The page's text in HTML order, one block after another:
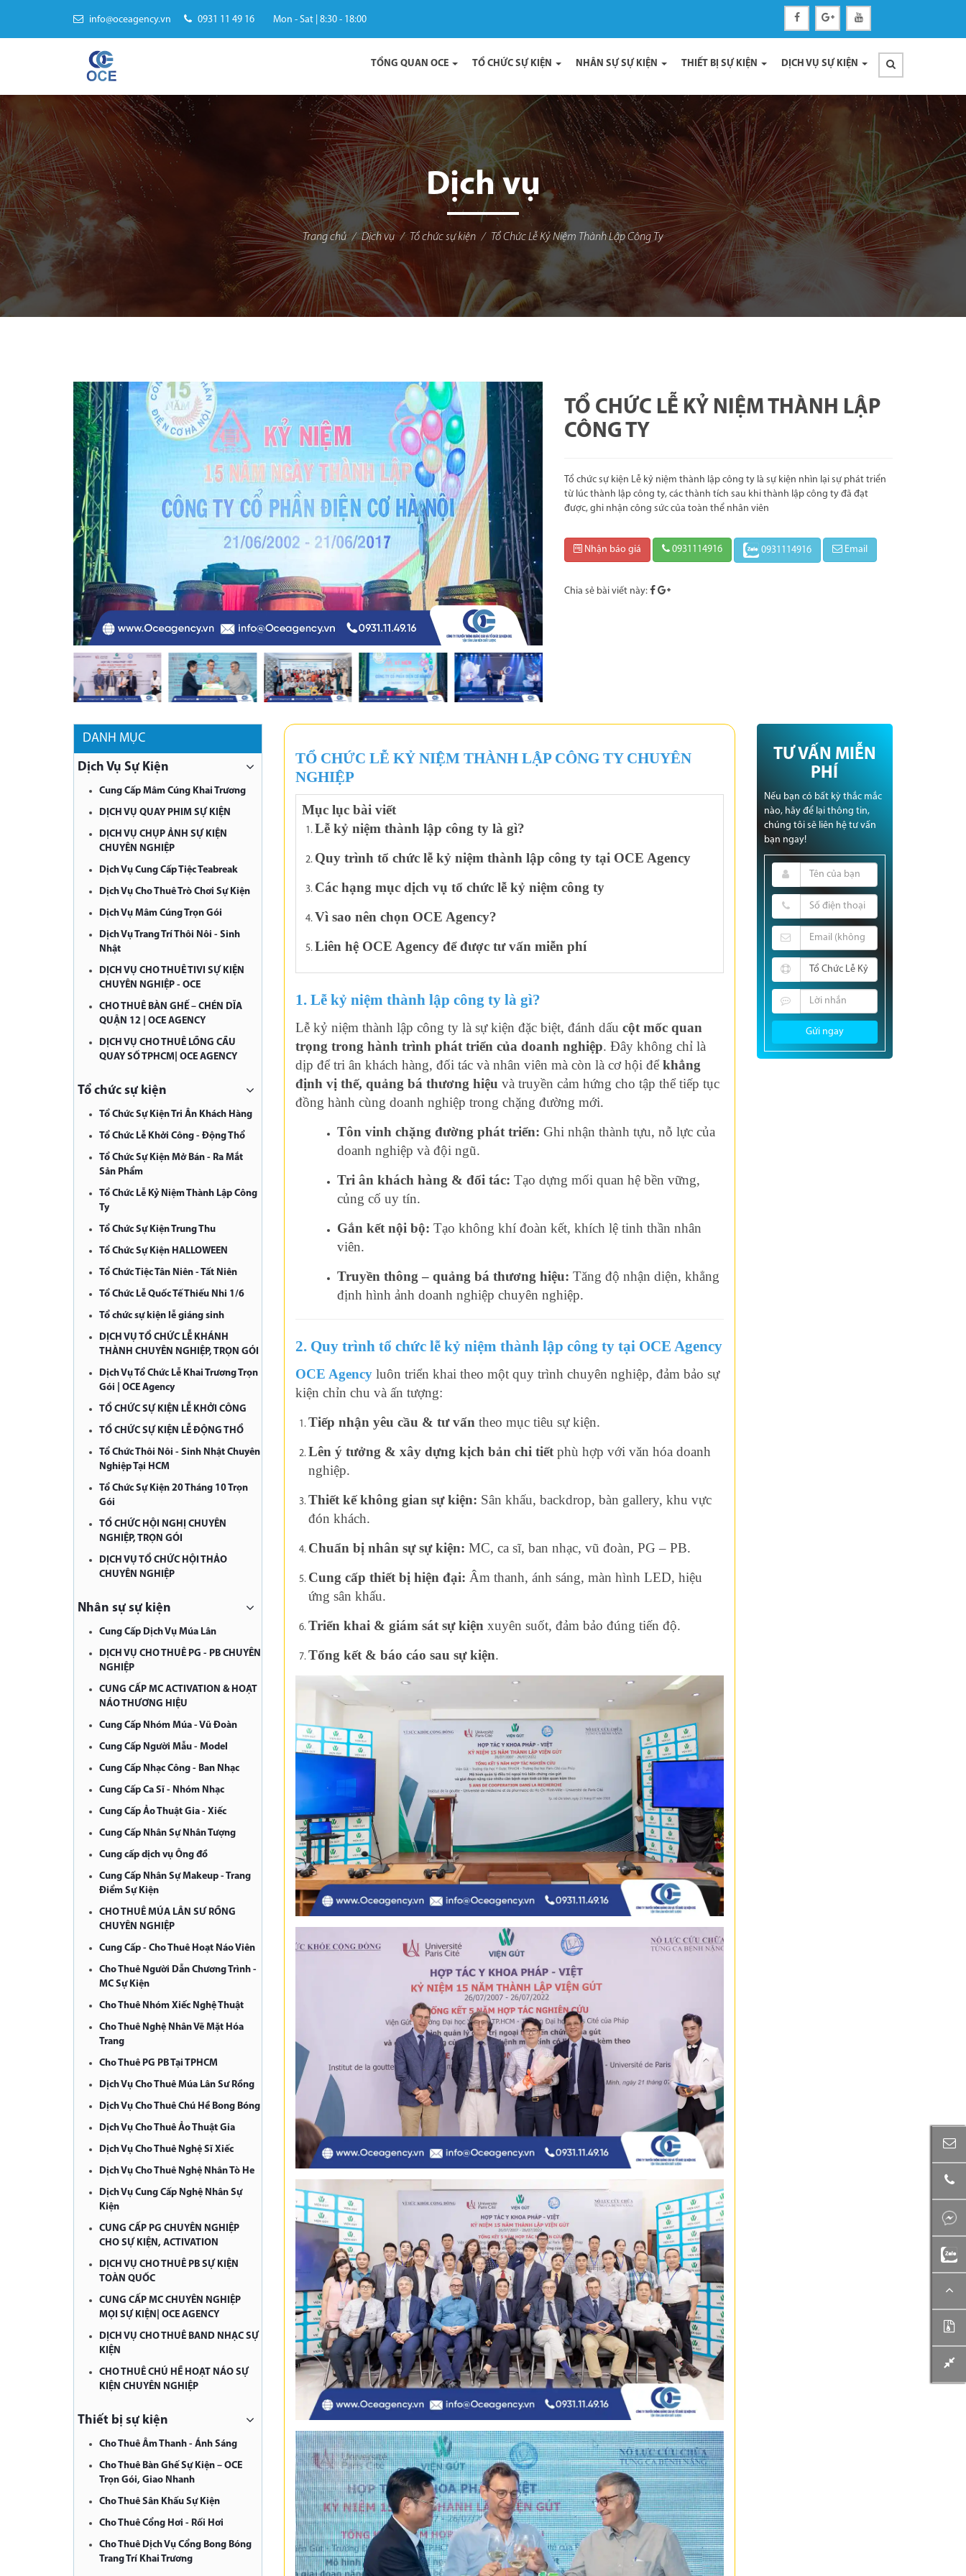
info@oceagency.vn 0931 11 49 16 Mon - Sat | 8:30 - 18:00
TỔNG QUAN OCE TỔ CHỨC SỰ KIỆN NHÂN SỰ SỰ KIỆN THIẾT BỊ SỰ KIỆN DỊCH VỤ SỰ KIỆN
Dịch vụ
Trang chủ Dịch vụ Tổ chức sự kiện Tổ Chức Lễ Kỷ Niệm Thành Lập Công Ty
TỔ CHỨC LỄ KỶ NIỆM THÀNH LẬP
CÔNG TY
Tổ chức sự kiện Lễ kỷ niệm thành lập công ty là sự kiện nhìn lại sự phát triển
từ lúc thành lập công ty, các thành tích sau khi thành lập công ty đã đạt
được, ghi nhận công sức của toàn thể nhân viên
Nhận báo giá 0931114916 0931114916 Email
Chia sẻ bài viết này:
DANH MỤC
Dịch Vụ Sự Kiện
Cung Cấp Mâm Cúng Khai Trương
DỊCH VỤ QUAY PHIM SỰ KIỆN
DỊCH VỤ CHỤP ẢNH SỰ KIỆN
CHUYÊN NGHIỆP
Dịch Vụ Cung Cấp Tiệc Teabreak
Dịch Vụ Cho Thuê Trò Chơi Sự Kiện
Dịch Vụ Mâm Cúng Trọn Gói
Dịch Vụ Trang Trí Thôi Nôi - Sinh
Nhật
DỊCH VỤ CHO THUÊ TIVI SỰ KIỆN
CHUYÊN NGHIỆP - OCE
CHO THUÊ BÀN GHẾ – CHÉN DĨA
QUẬN 12 | OCE AGENCY
DỊCH VỤ CHO THUÊ LỒNG CẦU
QUAY SỐ TPHCM| OCE AGENCY
Tổ chức sự kiện
Tổ Chức Sự Kiện Tri Ân Khách Hàng
Tổ Chức Lễ Khởi Công - Động Thổ
Tổ Chức Sự Kiện Mở Bán - Ra Mắt
Sản Phẩm
Tổ Chức Lễ Kỷ Niệm Thành Lập Công
Ty
Tổ Chức Sự Kiện Trung Thu
Tổ Chức Sự Kiện HALLOWEEN
Tổ Chức Tiệc Tân Niên - Tất Niên
Tổ Chức Lễ Quốc Tế Thiếu Nhi 1/6
Tổ chức sự kiện lễ giáng sinh
DỊCH VỤ TỔ CHỨC LỄ KHÁNH
THÀNH CHUYÊN NGHIỆP, TRỌN GÓI
Dịch Vụ Tổ Chức Lễ Khai Trương Trọn
Gói | OCE Agency
TỔ CHỨC SỰ KIỆN LỄ KHỞI CÔNG
TỔ CHỨC SỰ KIỆN LỄ ĐỘNG THỔ
Tổ Chức Thôi Nôi - Sinh Nhật Chuyên
Nghiệp Tại HCM
Tổ Chức Sự Kiện 20 Tháng 10 Trọn
Gói
TỔ CHỨC HỘI NGHỊ CHUYÊN
NGHIỆP, TRỌN GÓI
DỊCH VỤ TỔ CHỨC HỘI THẢO
CHUYÊN NGHIỆP
Nhân sự sự kiện
Cung Cấp Dịch Vụ Múa Lân
DỊCH VỤ CHO THUÊ PG - PB CHUYÊN
NGHIỆP
CUNG CẤP MC ACTIVATION & HOẠT
NÁO THƯƠNG HIỆU
Cung Cấp Nhóm Múa - Vũ Đoàn
Cung Cấp Người Mẫu - Model
Cung Cấp Nhạc Công - Ban Nhạc
Cung Cấp Ca Sĩ - Nhóm Nhạc
Cung Cấp Ảo Thuật Gia - Xiếc
Cung Cấp Nhân Sự Nhân Tượng
Cung cấp dịch vụ Ông đồ
Cung Cấp Nhân Sự Makeup - Trang
Điểm Sự Kiện
CHO THUÊ MÚA LÂN SƯ RỒNG
CHUYÊN NGHIỆP
Cung Cấp - Cho Thuê Hoạt Náo Viên
Cho Thuê Người Dẫn Chương Trình -
MC Sự Kiện
Cho Thuê Nhóm Xiếc Nghệ Thuật
Cho Thuê Nghệ Nhân Vẽ Mặt Hóa
Trang
Cho Thuê PG PB Tại TPHCM
Dịch Vụ Cho Thuê Múa Lân Sư Rồng
Dịch Vụ Cho Thuê Chú Hề Bong Bóng
Dịch Vụ Cho Thuê Ảo Thuật Gia
Dịch Vụ Cho Thuê Nghệ Sĩ Xiếc
Dịch Vụ Cho Thuê Nghệ Nhân Tò He
Dịch Vụ Cung Cấp Nghệ Nhân Sự
Kiện
CUNG CẤP PG CHUYÊN NGHIỆP
CHO SỰ KIỆN, ACTIVATION
DỊCH VỤ CHO THUÊ PB SỰ KIỆN
TOÀN QUỐC
CUNG CẤP MC CHUYÊN NGHIỆP
MỌI SỰ KIỆN| OCE AGENCY
DỊCH VỤ CHO THUÊ BAND NHẠC SỰ
KIỆN
CHO THUÊ CHÚ HỀ HOẠT NÁO SỰ
KIỆN CHUYÊN NGHIỆP
Thiết bị sự kiện
Cho Thuê Âm Thanh - Ánh Sáng
Cho Thuê Bàn Ghế Sự Kiện – OCE
Trọn Gói, Giao Nhanh
Cho Thuê Sân Khấu Sự Kiện
Cho Thuê Cổng Hơi - Rối Hơi
Cho Thuê Dịch Vụ Cổng Bong Bóng
Trang Trí Khai Trương
TỔ CHỨC LỄ KỶ NIỆM THÀNH LẬP CÔNG TY CHUYÊN
NGHIỆP
Mục lục bài viết
Lễ kỷ niệm thành lập công ty là gì?
Quy trình tổ chức lễ kỷ niệm thành lập công ty tại OCE Agency
Các hạng mục dịch vụ tổ chức lễ kỷ niệm công ty
Vì sao nên chọn OCE Agency?
Liên hệ OCE Agency để được tư vấn miễn phí
1. Lễ kỷ niệm thành lập công ty là gì?
Lễ kỷ niệm thành lập công ty là sự kiện đặc biệt, đánh dấu cột mốc quan
trọng trong hành trình phát triển của doanh nghiệp. Đây không chỉ là
dịp để tri ân khách hàng, đối tác và nhân viên mà còn là cơ hội đểkhẳng
định vị thế, quảng bá thương hiệu và truyền cảm hứng cho tập thể tiếp tục
đồng hành cùng doanh nghiệp trong chặng đường mới.
Tôn vinh chặng đường phát triển: Ghi nhận thành tựu, nỗ lực của
doanh nghiệp và đội ngũ.
Tri ân khách hàng & đối tác: Tạo dựng mối quan hệ bền vững,
củng cố uy tín.
Gắn kết nội bộ: Tạo không khí đoàn kết, khích lệ tinh thần nhân
viên.
Truyền thông – quảng bá thương hiệu: Tăng độ nhận diện, khẳng
định hình ảnh doanh nghiệp chuyên nghiệp.
2. Quy trình tổ chức lễ kỷ niệm thành lập công ty tại OCE Agency
OCE Agencyluôn triển khai theo một quy trình chuyên nghiệp, đảm bảo sự
kiện chỉn chu và ấn tượng:
Tiếp nhận yêu cầu & tư vấn theo mục tiêu sự kiện.
Lên ý tưởng & xây dựng kịch bản chi tiếtphù hợp với văn hóa doanh
nghiệp.
Thiết kế không gian sự kiện: Sân khấu, backdrop, bàn gallery, khu vực
đón khách.
Chuẩn bị nhân sự sự kiện: MC, ca sĩ, ban nhạc, vũ đoàn, PG – PB.
Cung cấp thiết bị hiện đại: Âm thanh, ánh sáng, màn hình LED, hiệu
ứng sân khấu.
Triển khai & giám sát sự kiện xuyên suốt, đảm bảo đúng tiến độ.
Tổng kết & báo cáo sau sự kiện.
TƯ VẤN MIỄN
PHÍ
Nếu bạn có bất kỳ thắc mắc
nào, hãy để lại thông tin,
chúng tôi sẽ liên hệ tư vấn
bạn ngay!
Gửi ngay